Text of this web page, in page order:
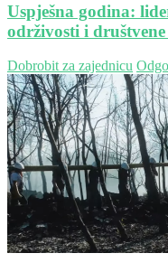
Uspješna godina:
održivosti i
Dobrobit za zajednicu